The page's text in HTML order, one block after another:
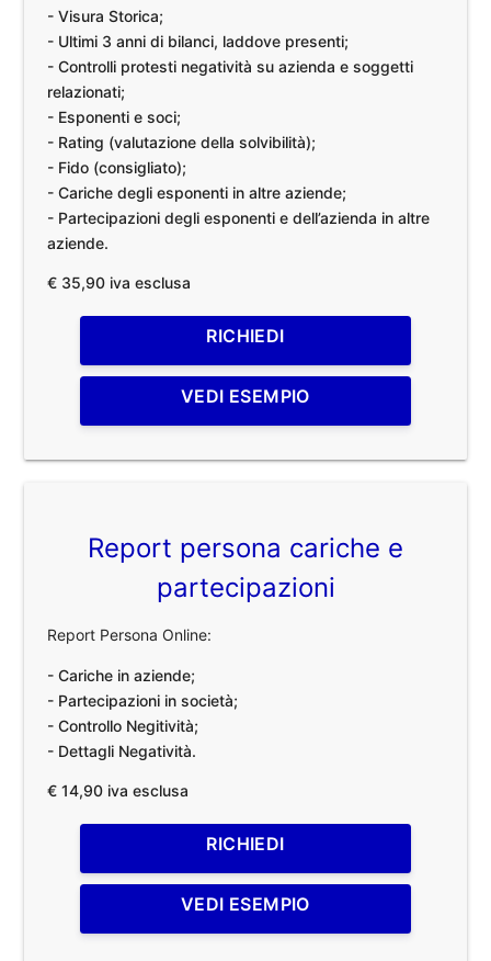
- Visura Storica;
- Ultimi 3 anni di bilanci, laddove presenti;
- Controlli protesti negatività su azienda e soggetti
relazionati;
- Esponenti e soci;
- Rating (valutazione della solvibilità);
- Fido (consigliato);
- Cariche degli esponenti in altre aziende;
- Partecipazioni degli esponenti e dell’azienda in altre
aziende.
€ 35,90 iva esclusa
RICHIEDI
VEDI ESEMPIO
Report persona cariche e
partecipazioni
Report Persona Online:
- Cariche in aziende;
- Partecipazioni in società;
- Controllo Negitività;
- Dettagli Negatività.
€ 14,90 iva esclusa
RICHIEDI
VEDI ESEMPIO